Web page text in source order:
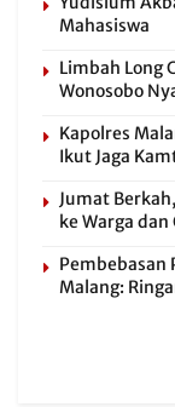
Mahasiswa
Limbah Long
Wonosobo
Kapolres
Ikut Jaga
Jumat
ke Warga dan
Pembebasan
Malang: